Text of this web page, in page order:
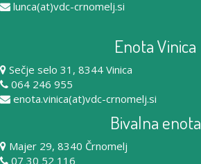
lunca(at)vdc-crnomelj.si
Enota Vinica
Sečje selo 31, 8344 Vinica
064 246 955
enota.vinica(at)vdc-crnomelj.si
Bivalna enota
Majer 29, 8340 Črnomelj
07 30 52 116